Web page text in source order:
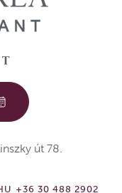
út 78.
+36 30 488 2902